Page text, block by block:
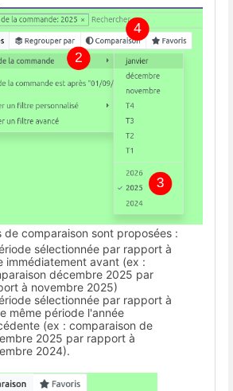
de comparaison sont proposées :
sélectionnée par rapport à
immédiatement avant (ex :
décembre 2025 par
à novembre 2025)
sélectionnée par rapport à
même période l'année
(ex : comparaison de
2025 par rapport à
2024).